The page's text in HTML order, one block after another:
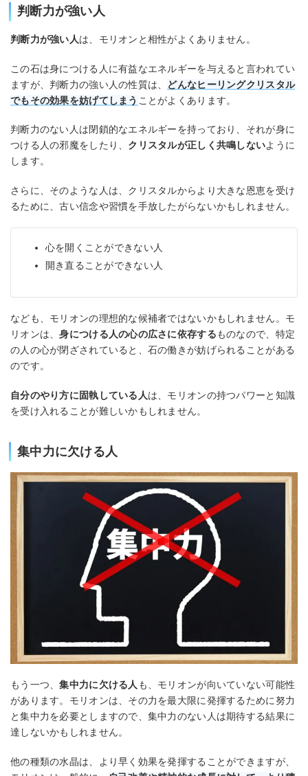
判断力が強い人
判断力が強い人は、モリオンと相性がよくありません。
この石は身につける人に有益なエネルギーを与えると言われてい
ますが、判断力の強い人の性質は、 どんなヒーリングクリスタル
でもその効果を妨げてしまう ことがよくあります。
判断力のない人は閉鎖的なエネルギーを持っており、それが身に
つける人の邪魔をしたり、 クリスタルが正しく共鳴しないように
します。
さらに、そのような人は、クリスタルからより大きな恩恵を受け
るために、古い信念や習慣を手放したがらないかもしれません。
心を開くことができない人
開き直ることができない人
なども、モリオンの理想的な候補者ではないかもしれません。モ
リオンは、身につける人の心の広さに依存するものなので、特定
の人の心が閉ざされていると、石の働きが妨げられることがある
のです。
自分のやり方に固執している人は、モリオンの持つパワーと知識
を受け入れることが難しいかもしれません。
集中力に欠ける人
もう一つ、集中力に欠ける人 も、モリオンが向いていない可能性
があります。モリオンは、その力を最大限に発揮するために努力
と集中力を必要としますので、集中力のない人は期待する結果に
達しないかもしれません。
他の種類の水晶は、より早く効果を発揮することができますが、